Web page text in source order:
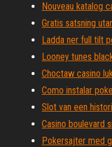
Nouveau katalog
Gratis satsning
Ladda ner full tilt
Looney tunes
Choctaw casino
Como instalar
Slot van een
Casino boulevard
Pokersajter med